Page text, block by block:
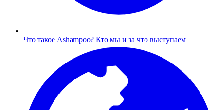
Что такое Ashampoo? Кто мы и за что выступаем